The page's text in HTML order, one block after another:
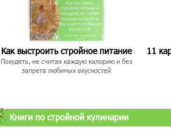
Как выстроить стройное питание
Похудеть, не считая каждую калорию и без
запрета любимых вкусностей
11
Книги по стройной кулинарии